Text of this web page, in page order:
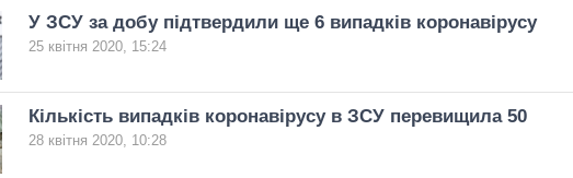
У ЗСУ за добу підтвердили ще 6 випадків коронавірусу
25 квітня 2020, 15:24
Кількість випадків коронавірусу в ЗСУ перевищила 50
28 квітня 2020, 10:28